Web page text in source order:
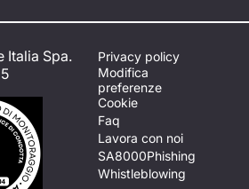
Italia Spa.
Privacy policy
Modifica
preferenze
Cookie
Faq
Lavora con noi
SA8000Phishing
Whistleblowing